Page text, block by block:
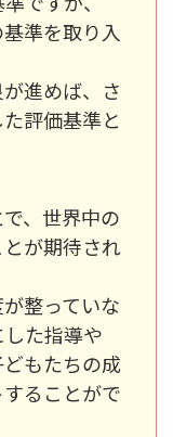
準を取り入
進めば、さ
評価基準と
、世界中の
が期待され
整っていな
した指導や
もたちの成
ることがで